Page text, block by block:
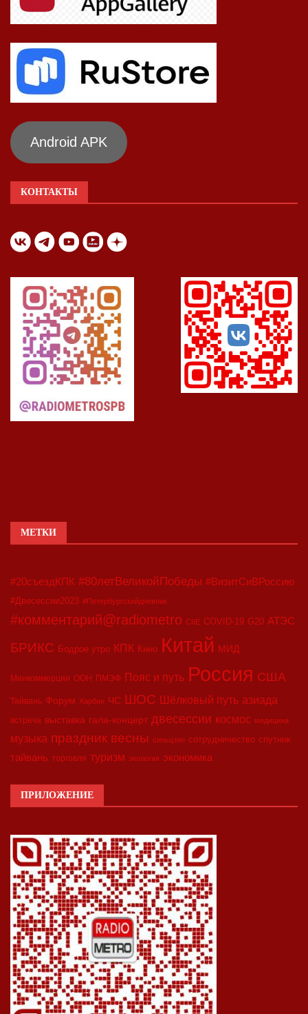
Android APK
КОНТАКТЫ
МЕТКИ
#20съездКПК #80летВеликойПобеды #ВизитСиВРоссию
#Двесессии2023 #Петербургскийдневник
#комментарий@radiometro CIIE COVID-19 G20 АТЭС
БРИКС Бодрое утро КПК Кино Китай МИД
Минкоммерции ООН ПМЭФ Пояс и путь Россия США
Тайвань Форум Харбин ЧС ШОС Шёлковый путь азиада
встреча выставка гала-концерт двесессии космос медицина
музыка праздник весны синьцзян сотрудничество спутник
тайвань торговля туризм экология экономика
ПРИЛОЖЕНИЕ